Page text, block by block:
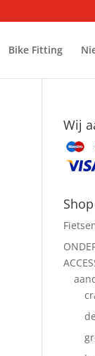
Bike Fitting
Wij